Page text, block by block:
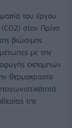
του έργου
στον Πρίνο
βιώσιμης
με την
εκπομπών
θερμοκρασία
της